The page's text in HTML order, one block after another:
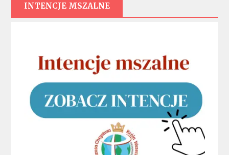
INTENCJE MSZALNE